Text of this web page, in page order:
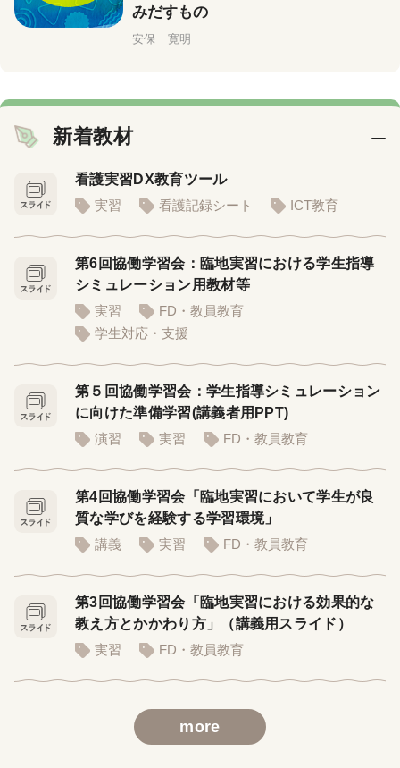
みだすもの
安保 寛明
新着教材
看護実習DX教育ツール
実習
看護記録シート ICT教育
第6回協働学習会：臨地実習における学生指導
シミュレーション用教材等
実習
FD・教員教育
学生対応・支援
第５回協働学習会：学生指導シミュレーション
に向けた準備学習(講義者用PPT)
演習
実習 FD・教員教育
第4回協働学習会「臨地実習において学生が良
質な学びを経験する学習環境」
講義
実習 FD・教員教育
第3回協働学習会「臨地実習における効果的な
教え方とかかわり方」（講義用スライド）
実習
FD・教員教育
more